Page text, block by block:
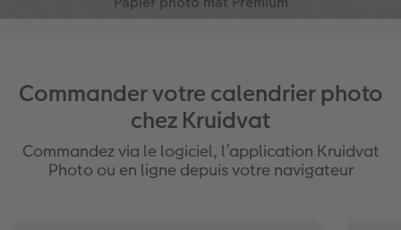
toute l’élégance qu’il mérite ! Papier certifié FSC®.
Commander votre calendrier photo
chez Kruidvat
Commandez via le logiciel, l’application Kruidvat
Photo ou en ligne depuis votre navigateur